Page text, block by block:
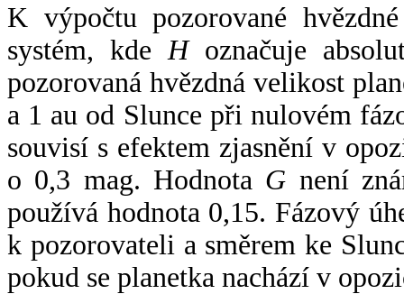
K výpočtu pozorované
systém, kde Hoznačuje
pozorovaná hvězdná velikost
a 1 au od Slunce při nulovém
souvisí s efektem zjasnění v
o 0,3 mag. Hodnota G není
používá hodnota 0,15. Fázový
k pozorovateli a směrem ke
pokud se planetka nachází v